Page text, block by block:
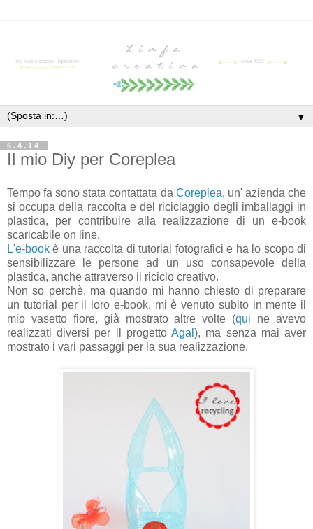
▼
6.4.14
Il mio Diy per Coreplea
Tempo fa sono stata contattata da Coreplea, un' azienda che
si occupa della raccolta e del riciclaggio degli imballaggi in
plastica, per contribuire alla realizzazione di un e-book
scaricabile on line.
L'e-book è una raccolta di tutorial fotografici e ha lo scopo di
sensibilizzare le persone ad un uso consapevole della
plastica, anche attraverso il riciclo creativo.
Non so perchè, ma quando mi hanno chiesto di preparare
un tutorial per il loro e-book, mi è venuto subito in mente il
mio vasetto fiore, già mostrato altre volte (qui ne avevo
realizzati diversi per il progettoAgal), ma senza mai aver
mostrato i vari passaggi per la sua realizzazione.